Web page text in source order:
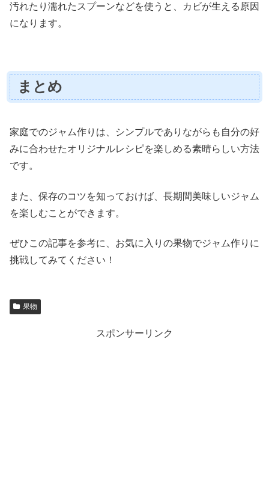
汚れたり濡れたスプーンなどを使うと、カビが生える原因
になります。
まとめ
家庭でのジャム作りは、シンプルでありながらも自分の好
みに合わせたオリジナルレシピを楽しめる素晴らしい方法
です。
また、保存のコツを知っておけば、長期間美味しいジャム
を楽しむことができます。
ぜひこの記事を参考に、お気に入りの果物でジャム作りに
挑戦してみてください！
果物
スポンサーリンク